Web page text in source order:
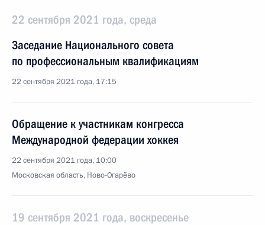
22 сентября 2021 года, среда
Заседание Национального совета
по профессиональным квалификациям
22 сентября 2021 года, 17:15
Обращение к участникам конгресса
Международной федерации хоккея
22 сентября 2021 года, 10:00
Московская область, Ново-Огарёво
19 сентября 2021 года, воскресенье